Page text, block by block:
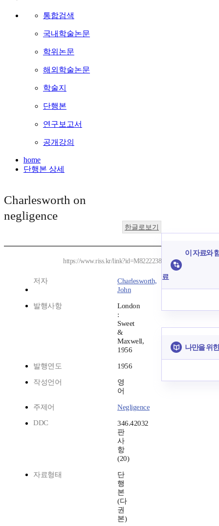
통합검색
국내학술논문
학위논문
해외학술논문
학술지
단행본
연구보고서
공개강의
home
단행본 상세
Charlesworth on
negligence
한글로보기
https://www.riss.kr/link?id=M8222238
저자
Charlesworth,
John
발행사항
London
:
Sweet
&
Maxwell,
1956
발행연도 1956
작성언어
영
어
주제어
Negligence
DDC
346.42032
판
사
항
(20)
자료형태
단
행
본
(다
권
본)
이 자료와
료
나만을 위